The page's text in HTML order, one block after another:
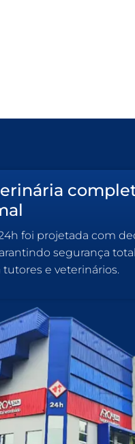
foi projetada com
segurança
e veterinários.